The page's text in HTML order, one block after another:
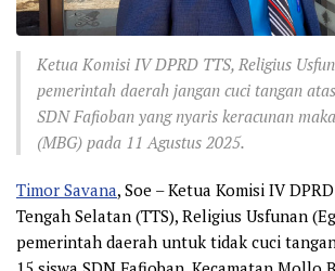
Ketua Komisi IV DPRD TTS, Religius
pemerintah daerah jangan cuci tangan
SDN Fafioban yang nyaris keracunan
(MBG) pada 11 Agustus 2025.
Timor Savana, Soe – Ketua Komisi IV
Tengah Selatan (TTS), Religius Usfunan
pemerintah daerah untuk tidak cuci